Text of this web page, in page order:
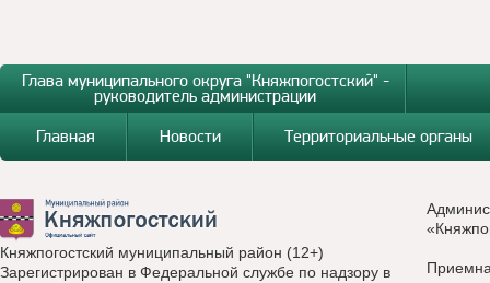
Глава муниципального округа "Княжпогостский" -
руководитель администрации
Главная
Новости Территориальные органы
Княжпогостский муниципальный район (12+)
Зарегистрирован в Федеральной службе по надзору в